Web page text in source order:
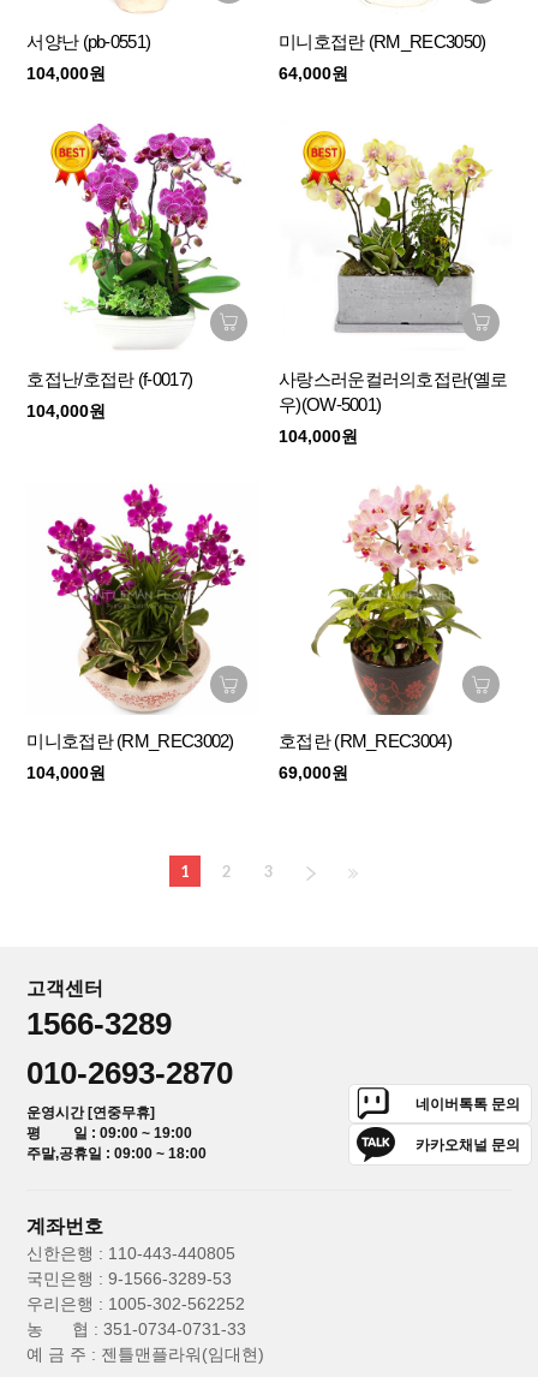
서양난 (pb-0551)
104,000원
미니호접란 (RM_REC3050)
64,000원
호접난/호접란 (f-0017)
104,000원
사랑스러운컬러의호접란(옐로
우)(OW-5001)
104,000원
미니호접란 (RM_REC3002)
104,000원
호접란 (RM_REC3004)
69,000원
1 2 3
고객센터
1566-3289
010-2693-2870
운영시간 [연중무휴]
평 일 : 09:00 ~ 19:00
주말,공휴일 : 09:00 ~ 18:00
네이버톡톡 문의
카카오채널 문의
계좌번호
신한은행 : 110-443-440805
국민은행 : 9-1566-3289-53
우리은행 : 1005-302-562252
농 협 : 351-0734-0731-33
예 금 주 : 젠틀맨플라워(임대현)